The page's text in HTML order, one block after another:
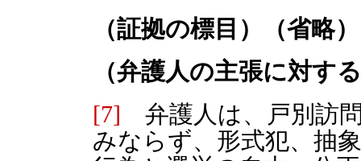
（証拠の標目）（省略）
（弁護人の主張に対す
[7] 弁護人は、戸別訪
みならず、形式犯、抽